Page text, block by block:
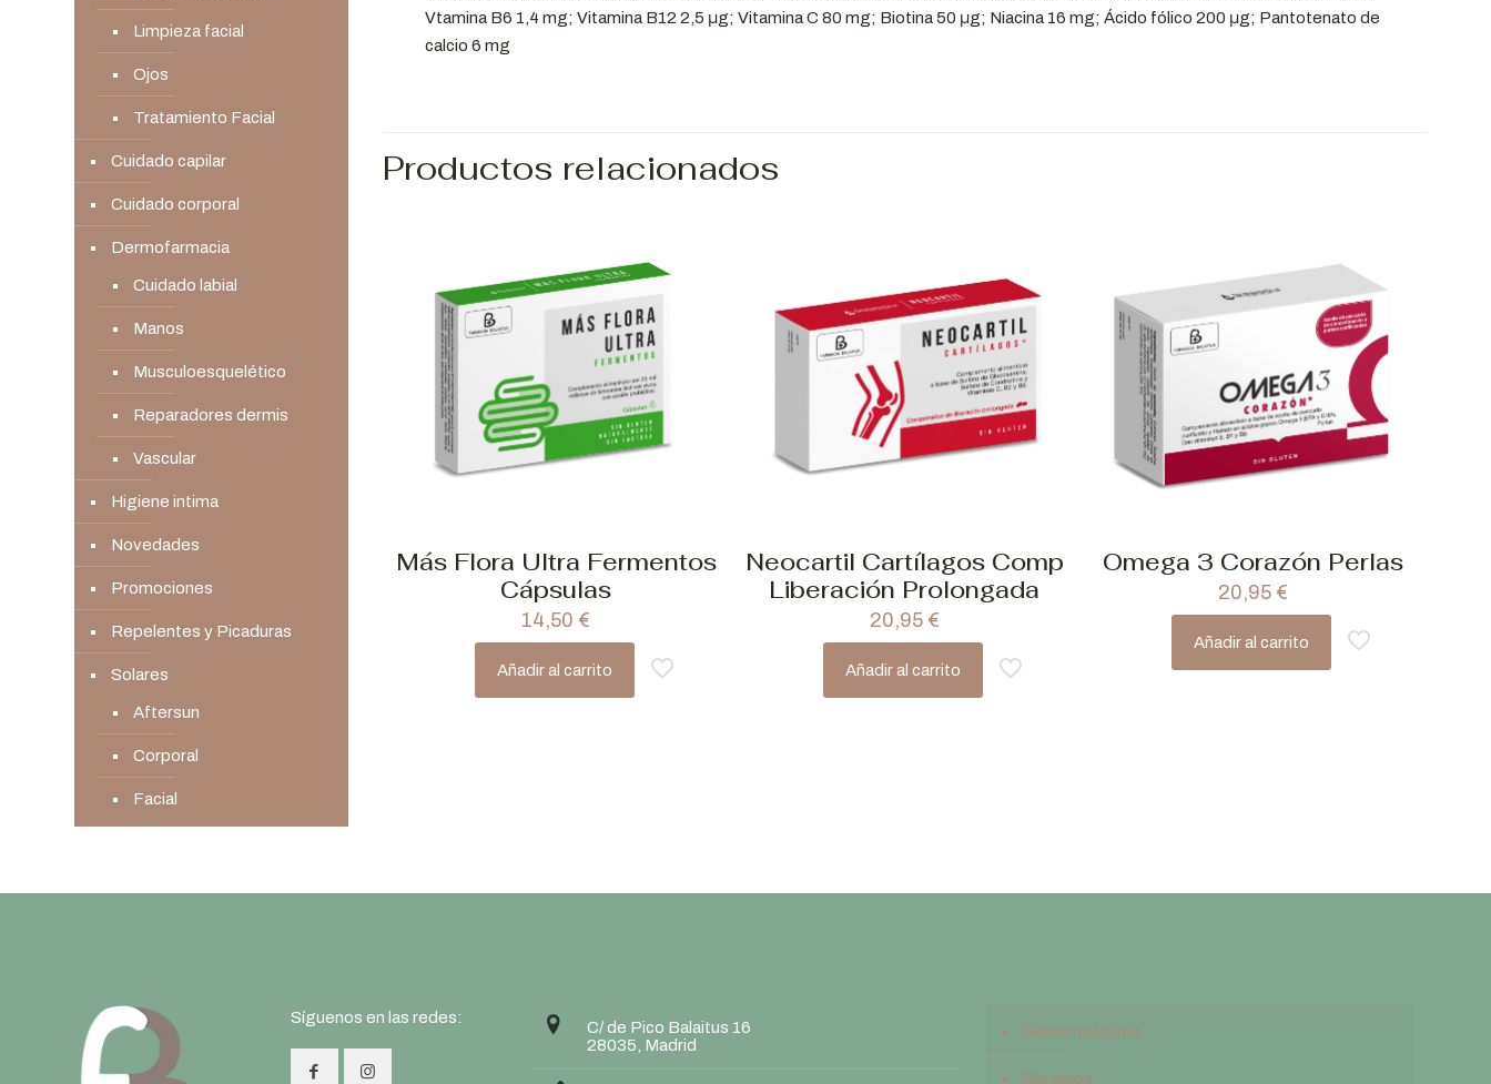
Vtamina B6 1,4 mg; Vitamina B12 2,5 μg; Vitamina C 80 mg; Biotina 50 μg; Niacina 16 mg; Ácido fólico 200 μg; Pantotenato de
calcio 6 mg
Productos relacionados
Más Flora Ultra Fermentos
Cápsulas
14,50 €
Añadir al carrito
Neocartil Cartílagos Comp
Liberación Prolongada
20,95 €
Añadir al carrito
Omega 3 Corazón Perlas
20,95 €
Añadir al carrito
Limpieza facial
Ojos
Tratamiento Facial
Cuidado capilar
Cuidado corporal
Dermofarmacia
Cuidado labial
Manos
Musculoesquelético
Reparadores dermis
Vascular
Higiene intima
Novedades
Promociones
Repelentes y Picaduras
Solares
Aftersun
Corporal
Facial
Síguenos en las redes:
C/ de Pico Balaitus 16
28035, Madrid
Sobre nosotros
Servicios